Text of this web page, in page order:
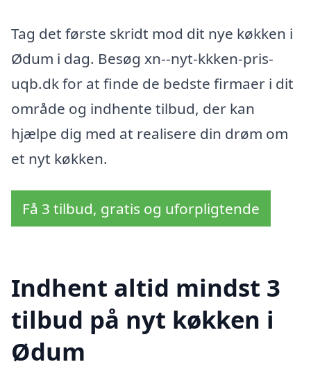
Tag det første skridt mod dit nye køkken i
Ødum i dag. Besøg xn--nyt-kkken-pris-
uqb.dk for at finde de bedste firmaer i dit
område og indhente tilbud, der kan
hjælpe dig med at realisere din drøm om
et nyt køkken.
Få 3 tilbud, gratis og uforpligtende
Indhent altid mindst 3
tilbud på nyt køkken i
Ødum